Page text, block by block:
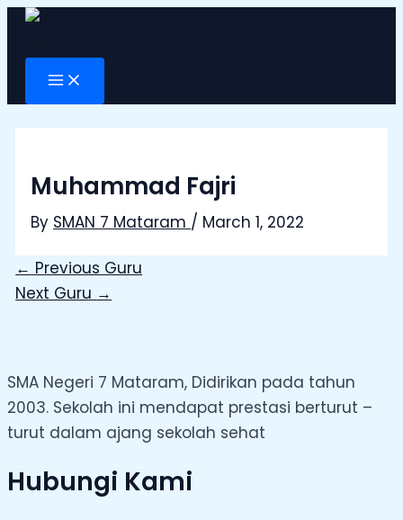
Skip
content
Main
Muhammad Fajri
By SMAN 7 Mataram / March 1, 2022
Post
← Previous Guru
Next Guru →
SMA Negeri 7 Mataram, Didirikan pada tahun
2003. Sekolah ini mendapat prestasi berturut –
turut dalam ajang sekolah sehat
Hubungi Kami